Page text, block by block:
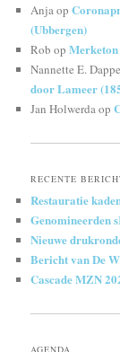
Anjaop
(Ubbergen)
Rob op
Nannette E.
door Lameer
Jan Holwerdaop
RECENTE
Restauratie
Genomineerden
Nieuwe
Bericht van De
Cascade MZN
AGENDA